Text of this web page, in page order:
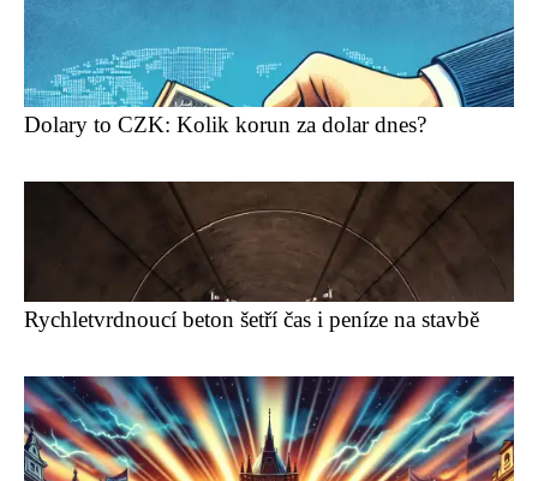
Dolary to CZK: Kolik korun za dolar dnes?
Rychletvrdnoucí beton šetří čas i peníze na stavbě